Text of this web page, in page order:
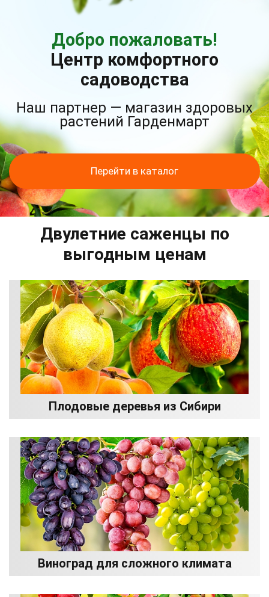
Добро пожаловать!
Центр комфортного
садоводства
Наш партнер — магазин здоровых
растений Гарденмарт
Перейти в каталог
Двулетние саженцы по
выгодным ценам
Плодовые деревья из Сибири
Виноград для сложного климата